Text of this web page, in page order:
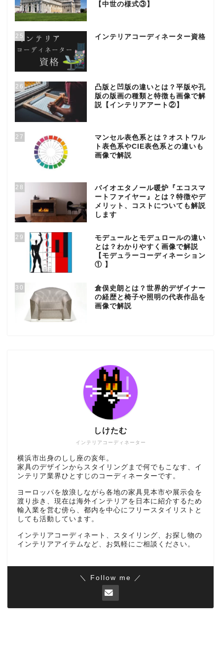
【中世の様式③】
25 インテリアコーディネーター資格
26
凸版と凹版の違いとは？平版や孔
版の版画の種類と特徴も画像で解
説【インテリアアート②】
27
マンセル表色系とは？オストワル
ト表色系やCIE表色系との違いも
画像で解説
28
バイオエタノール暖炉『エコスマ
ートファイヤー』とは？特徴やデ
メリット、コストについても解説
します
29
モデュールとモデュロールの違い
とは？わかりやすく画像で解説
【モデュラーコーディネーション
① 】
30
倉俣史朗とは？世界的デザイナー
の経歴と椅子や照明の代表作品を
画像で解説
インテリアコーディネーター
しけたむ
横浜市出身のしし座の亥年。
家具のデザインからスタイリングまで何でもこなす、イ
ンテリア業界ひとすじのコーディネーターです。
ヨーロッパを放浪しながら各地の家具見本市や展示会を
渡り歩き、現在は海外インテリアを日本に紹介するため
輸入業を営む傍ら、都内を中心にフリースタイリストと
しても活動しています。
インテリアコーディネート、スタイリング、お探し物の
インテリアアイテムなど、お気軽にご相談ください。
＼ Follow me ／